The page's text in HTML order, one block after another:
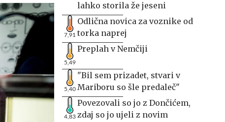
lahko storila že jeseni
7,91
Odlična novica za voznike od
torka naprej
5,49
Preplah v Nemčiji
5,40
"Bil sem prizadet, stvari v
Mariboru so šle predaleč"
4,83
Povezovali so jo z Dončićem,
zdaj so jo ujeli z novim